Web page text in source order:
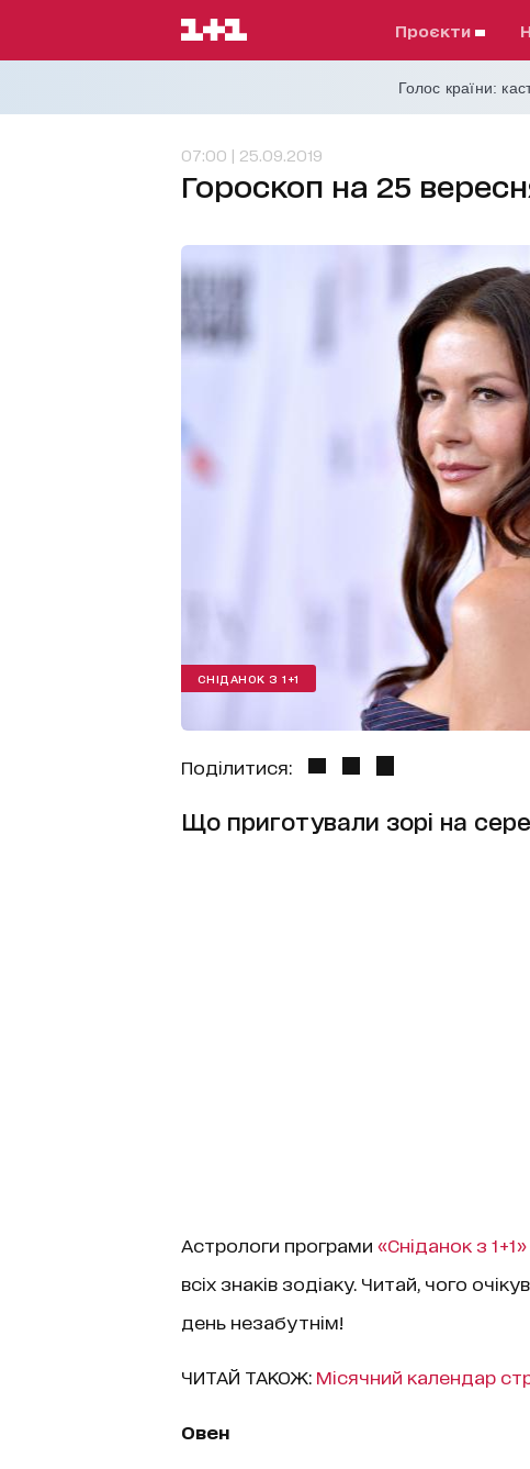
проєкти
Голос країни:
07:00 | 25.09.2019
Гороскоп на 25
СНІДАНОК З 1+1
Поділитися:
Що приготували зорі на
Астрологи програми «Сніданок з 1+1»
всіх знаків зодіаку. Читай, чого
день незабутнім!
ЧИТАЙ ТАКОЖ: Місячний календар
Овен